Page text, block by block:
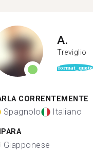
A.
Treviglio
format_quote
CORRENTEMENTE
Spagnolo Italiano
Giapponese